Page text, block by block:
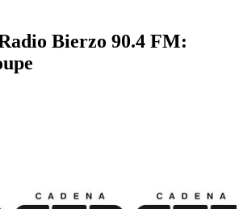
Bierzo 90.4 FM: